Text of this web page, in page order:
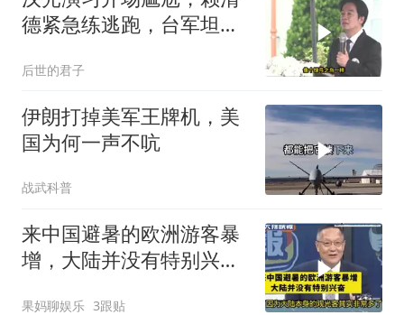
德紧急练逃跑，台军坦克
后世的君子
伊朗打掉美军王牌机，美
国为何一声不吭
战武科普
来中国避暑的欧洲游客暴
增，大陆并没有特别兴
果妈聊娱乐 3跟贴